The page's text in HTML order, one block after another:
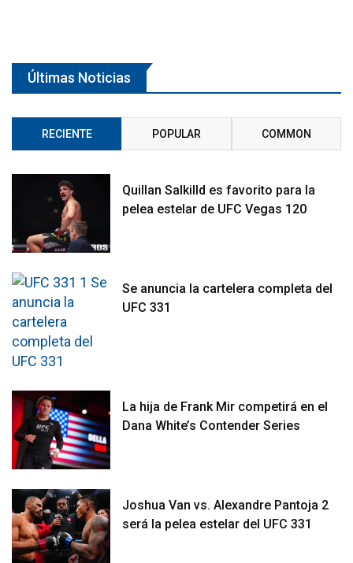
Últimas Noticias
RECIENTE POPULAR COMMON
Quillan Salkilld es favorito para la
pelea estelar de UFC Vegas 120
Se anuncia la cartelera completa del
UFC 331
La hija de Frank Mir competirá en el
Dana White’s Contender Series
Joshua Van vs. Alexandre Pantoja 2
será la pelea estelar del UFC 331